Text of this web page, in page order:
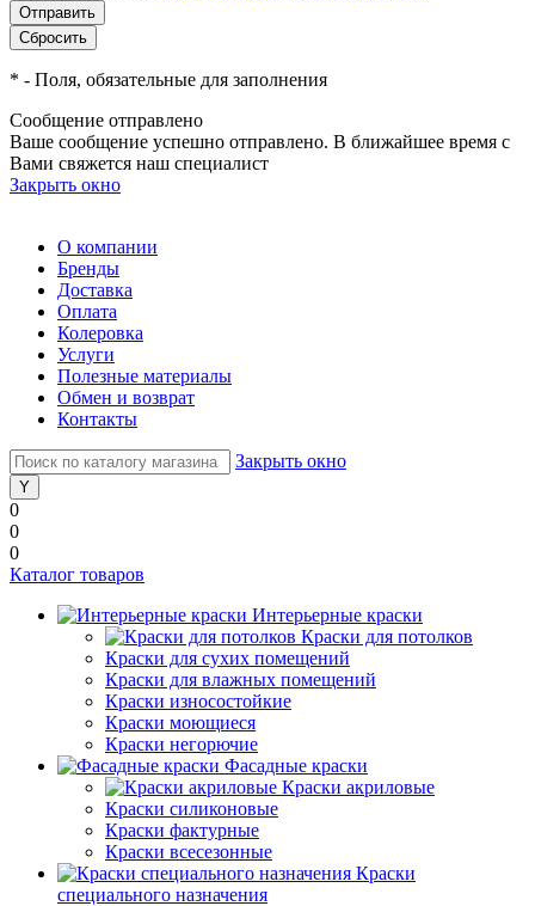
* - Поля, обязательные для заполнения
Сообщение отправлено
Ваше сообщение успешно отправлено. В ближайшее время с
Вами свяжется наш специалист
Закрыть окно
О компании
Бренды
Доставка
Оплата
Колеровка
Услуги
Полезные материалы
Обмен и возврат
Контакты
Закрыть окно
0
0
0
Каталог товаров
Интерьерные краски
Краски для потолков
Краски для сухих помещений
Краски для влажных помещений
Краски износостойкие
Краски моющиеся
Краски негорючие
Фасадные краски
Краски акриловые
Краски силиконовые
Краски фактурные
Краски всесезонные
Краски
специального назначения